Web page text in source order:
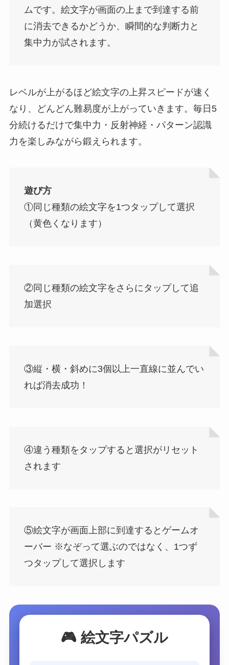
ムです。絵文字が画面の上まで到達する前
に消去できるかどうか、瞬間的な判断力と
集中力が試されます。
レベルが上がるほど絵文字の上昇スピードが速く
なり、どんどん難易度が上がっていきます。毎日5
分続けるだけで集中力・反射神経・パターン認識
力を楽しみながら鍛えられます。
遊び方
①同じ種類の絵文字を1つタップして選択
（黄色くなります）
②同じ種類の絵文字をさらにタップして追
加選択
③縦・横・斜めに3個以上一直線に並んでい
れば消去成功！
④違う種類をタップすると選択がリセット
されます
⑤絵文字が画面上部に到達するとゲームオ
ーバー ※なぞって選ぶのではなく、1つず
つタップして選択します
🎮 絵文字パズル